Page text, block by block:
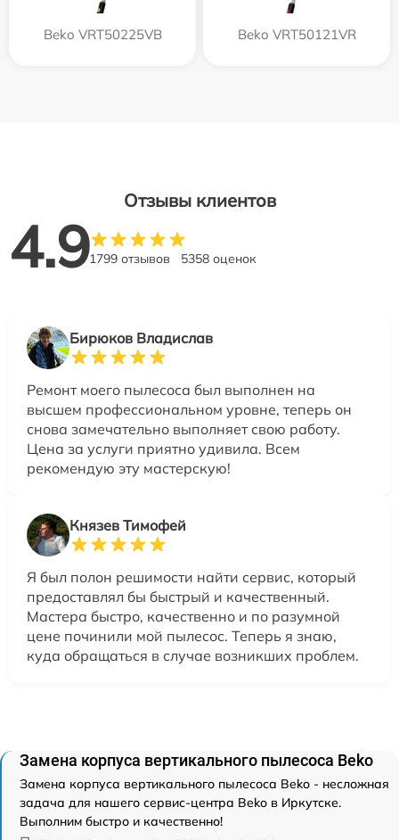
Beko VRT50225VB Beko VRT50121VR
Отзывы клиентов
4.91799 отзывов 5358 оценок
Бирюков Владислав
Ремонт моего пылесоса был выполнен на
высшем профессиональном уровне, теперь он
снова замечательно выполняет свою работу.
Цена за услуги приятно удивила. Всем
рекомендую эту мастерскую!
Князев Тимофей
Я был полон решимости найти сервис, который
предоставлял бы быстрый и качественный.
Мастера быстро, качественно и по разумной
цене починили мой пылесос. Теперь я знаю,
куда обращаться в случае возникших проблем.
Замена корпуса вертикального пылесоса Beko
Замена корпуса вертикального пылесоса Beko - несложная
задача для нашего сервис-центра Beko в Иркутске.
Выполним быстро и качественно!